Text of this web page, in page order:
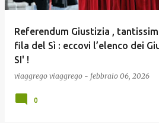
Referendum Giustizia ,
fila del Sì : eccovi l’elenco dei
SI' !
viaggrego viaggrego - febbraio 06, 2026
0